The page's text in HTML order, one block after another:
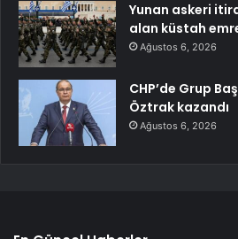
Yunan askeri
alan küstah
Ağustos 6, 2026
CHP’de Grup
Öztrak kazandı
Ağustos 6, 2026